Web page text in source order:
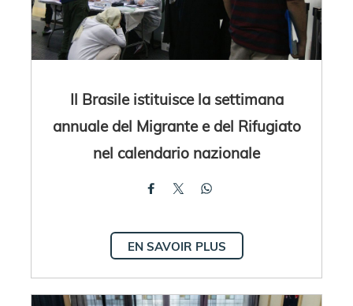
Il Brasile istituisce la settimana
annuale del Migrante e del Rifugiato
nel calendario nazionale
EN SAVOIR PLUS